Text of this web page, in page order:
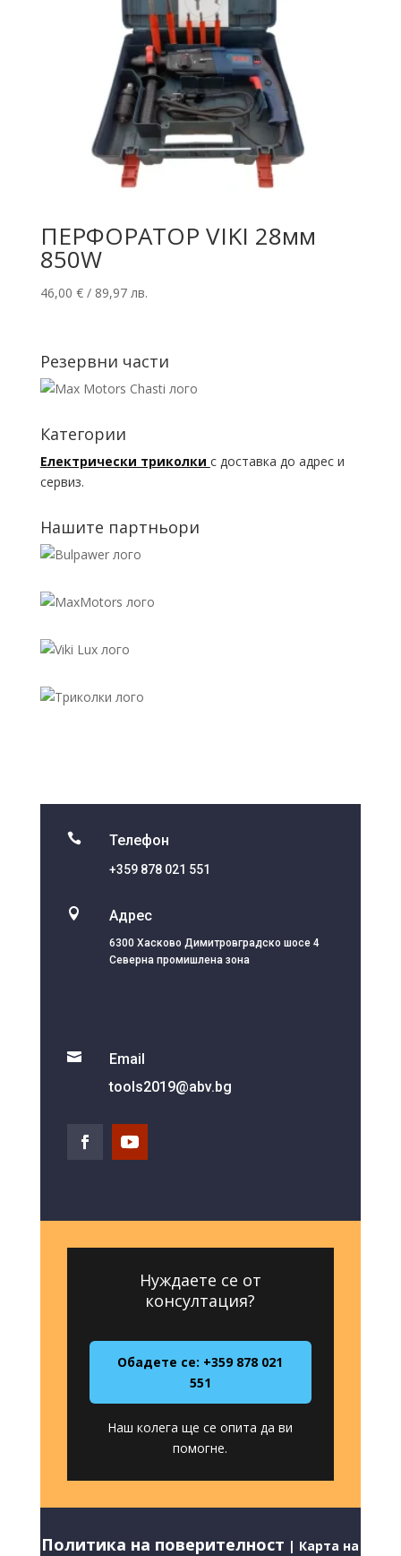
ПЕРФОРАТОР VIKI 28мм
850W
46,00 €/ 89,97 лв.
Резервни части
Категории
Електрически триколки с доставка до адрес и
сервиз.
Нашите партньори
 Телефон
+359 878 021 551
 Адрес
6300 Хасково Димитровградско шосе 4
Северна промишлена зона

Email
tools2019@abv.bg
Нуждаете се от
консултация?
Обадете се: +359 878 021
551
Наш колега ще се опита да ви
помогне.
Политика на поверителност | Карта на